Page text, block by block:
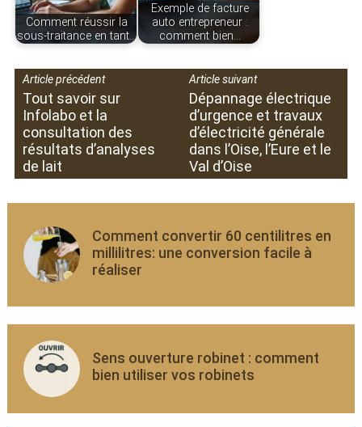
Comment réussir la
sous-traitance en tant…
Exemple de facture
auto entrepreneur :
comment bien…
Article précédent
Tout savoir sur
Infolabo et la
consultation des
résultats d’analyses
de lait
Article suivant
Dépannage électrique
d’urgence et travaux
d’électricité générale
dans l’Oise, l’Eure et le
Val d’Oise
Comment convertir 60 centilitres en
millilitres: une conversion facile à
réaliser
Sens ouverture robinet : comment
bien utiliser vos robinets